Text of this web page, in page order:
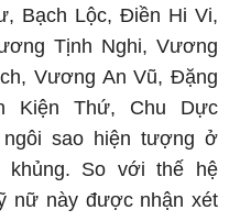
Bạch Lộc, Điền Hi Vi,
Tịnh Nghi, Vương
Vương An Vũ, Đặng
Kiện Thứ, Chu Dực
sao hiện tượng ở
So với thế hệ
nữ này được nhận xét